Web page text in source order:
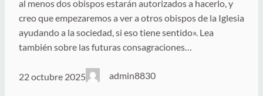
al menos dos obispos estarán autorizados a hacerlo, y
creo que empezaremos a ver a otros obispos de la Iglesia
ayudando a la sociedad, si eso tiene sentido». Lea
también sobre las futuras consagraciones…
22 octubre 2025 admin8830